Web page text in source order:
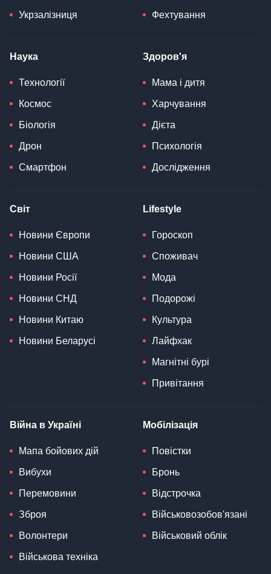
Укрзалізниця Фехтування
Наука
Технології
Космос
Біологія
Дрон
Смартфон
Здоров'я
Мама і дитя
Харчування
Дієта
Психологія
Дослідження
Світ
Новини Європи
Новини США
Новини Росії
Новини СНД
Новини Китаю
Новини Беларусі
Lifestyle
Гороскоп
Споживач
Мода
Подорожі
Культура
Лайфхак
Магнітні бурі
Привітання
Війна в Україні
Мапа бойових дій
Вибухи
Перемовини
Зброя
Волонтери
Військова техніка
Мобілізація
Повістки
Бронь
Відстрочка
Військовозобов'язані
Військовий облік